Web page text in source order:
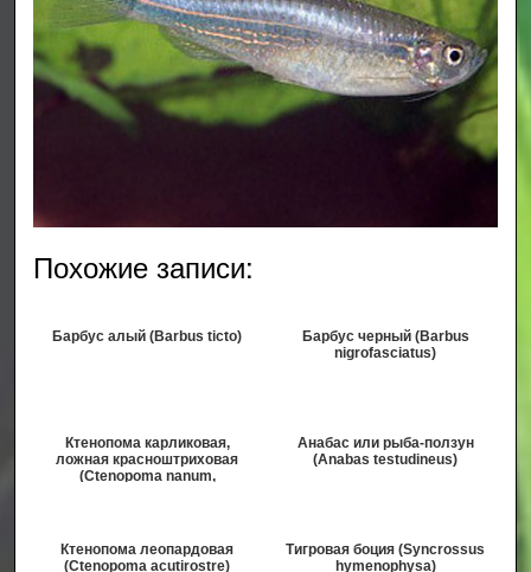
Похожие записи:
Барбус алый (Barbus ticto)
Барбус черный (Barbus
nigrofasciatus)
Ктенопома карликовая,
ложная красноштриховая
(Ctenopoma nanum,
Анабас или рыба-ползун
(Anabas testudineus)
Ктенопома леопардовая
(Ctenopoma acutirostre)
Тигровая боция (Syncrossus
hymenophysa)